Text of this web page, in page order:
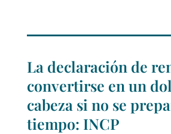
La declaración de
convertirse en un
cabeza si no se
tiempo: INCP